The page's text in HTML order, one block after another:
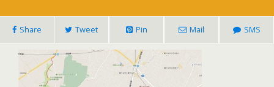
Share Tweet Pin Mail SMS